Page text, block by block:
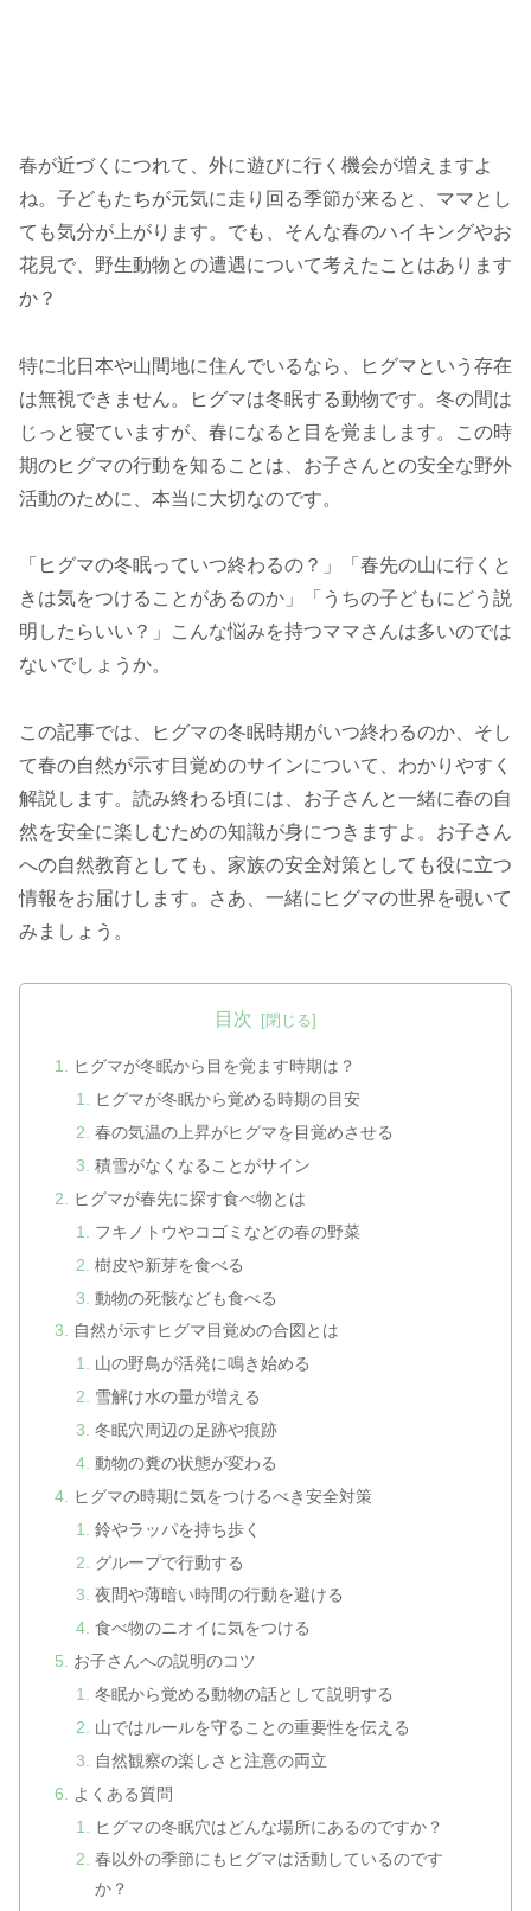
春が近づくにつれて、外に遊びに行く機会が増えますよ
ね。子どもたちが元気に走り回る季節が来ると、ママとし
ても気分が上がります。でも、そんな春のハイキングやお
花見で、野生動物との遭遇について考えたことはあります
か？
特に北日本や山間地に住んでいるなら、ヒグマという存在
は無視できません。ヒグマは冬眠する動物です。冬の間は
じっと寝ていますが、春になると目を覚まします。この時
期のヒグマの行動を知ることは、お子さんとの安全な野外
活動のために、本当に大切なのです。
「ヒグマの冬眠っていつ終わるの？」「春先の山に行くと
きは気をつけることがあるのか」「うちの子どもにどう説
明したらいい？」こんな悩みを持つママさんは多いのでは
ないでしょうか。
この記事では、ヒグマの冬眠時期がいつ終わるのか、そし
て春の自然が示す目覚めのサインについて、わかりやすく
解説します。読み終わる頃には、お子さんと一緒に春の自
然を安全に楽しむための知識が身につきますよ。お子さん
への自然教育としても、家族の安全対策としても役に立つ
情報をお届けします。さあ、一緒にヒグマの世界を覗いて
みましょう。
目次
ヒグマが冬眠から目を覚ます時期は？
ヒグマが冬眠から覚める時期の目安
春の気温の上昇がヒグマを目覚めさせる
積雪がなくなることがサイン
ヒグマが春先に探す食べ物とは
フキノトウやコゴミなどの春の野菜
樹皮や新芽を食べる
動物の死骸なども食べる
自然が示すヒグマ目覚めの合図とは
山の野鳥が活発に鳴き始める
雪解け水の量が増える
冬眠穴周辺の足跡や痕跡
動物の糞の状態が変わる
ヒグマの時期に気をつけるべき安全対策
鈴やラッパを持ち歩く
グループで行動する
夜間や薄暗い時間の行動を避ける
食べ物のニオイに気をつける
お子さんへの説明のコツ
冬眠から覚める動物の話として説明する
山ではルールを守ることの重要性を伝える
自然観察の楽しさと注意の両立
よくある質問
ヒグマの冬眠穴はどんな場所にあるのですか？
春以外の季節にもヒグマは活動しているのです
か？